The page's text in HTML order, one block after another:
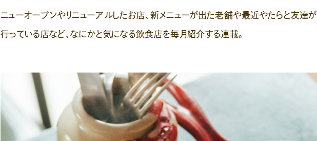
ニューオープンやリニューアルしたお店、新メニューが出た老舗や最近やたらと友達が
行っている店など、なにかと気になる飲食店を毎月紹介する連載。